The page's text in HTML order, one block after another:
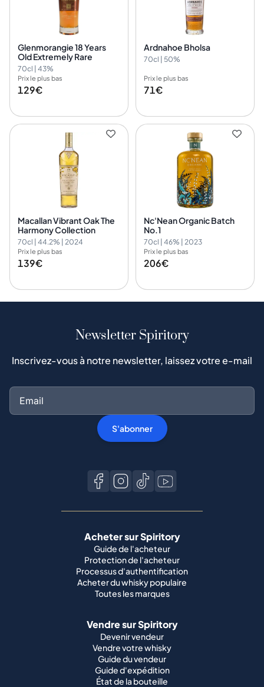
Glenmorangie 18 Years
Old Extremely Rare
70cl | 43%
Prix le plus bas
129€
Ardnahoe Bholsa
70cl | 50%
Prix le plus bas
71€
Macallan Vibrant Oak The
Harmony Collection
70cl | 44.2% | 2024
Prix le plus bas
139€
Nc'Nean Organic Batch
No.1
70cl | 46% | 2023
Prix le plus bas
206€
Newsletter Spiritory
Inscrivez-vous à notre newsletter, laissez votre e-mail
S'abonner
Acheter sur Spiritory
Guide de l'acheteur
Protection de l'acheteur
Processus d'authentification
Acheter du whisky populaire
Toutes les marques
Vendre sur Spiritory
Devenir vendeur
Vendre votre whisky
Guide du vendeur
Guide d'expédition
État de la bouteille